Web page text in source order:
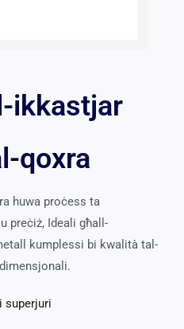
ikkastjar
qoxra
huwa proċess ta
preċiż, Ideali għall-
kumplessi bi kwalità tal-
superjuri